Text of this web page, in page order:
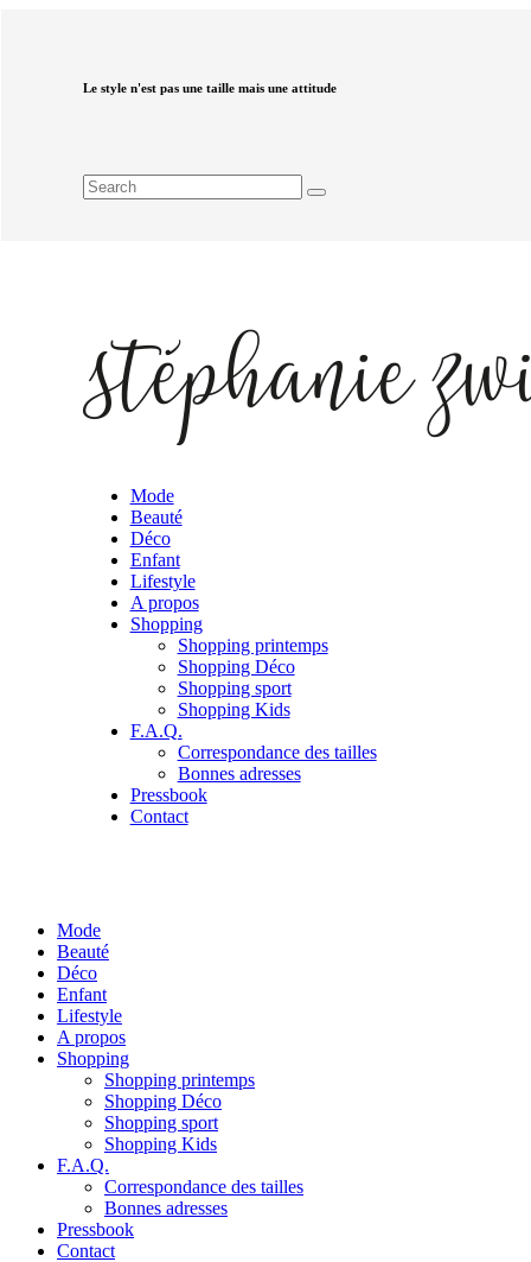
Le style n'est pas une taille mais une attitude
Mode
Beauté
Déco
Enfant
Lifestyle
A propos
Shopping
Shopping printemps
Shopping Déco
Shopping sport
Shopping Kids
F.A.Q.
Correspondance des tailles
Bonnes adresses
Pressbook
Contact
Mode
Beauté
Déco
Enfant
Lifestyle
A propos
Shopping
Shopping printemps
Shopping Déco
Shopping sport
Shopping Kids
F.A.Q.
Correspondance des tailles
Bonnes adresses
Pressbook
Contact